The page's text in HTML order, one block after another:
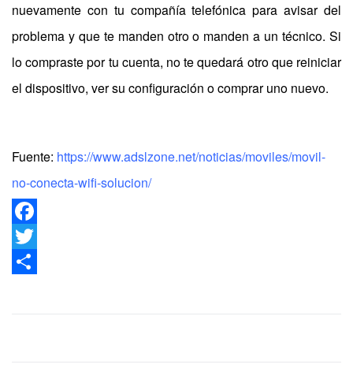
nuevamente con tu compañía telefónica para avisar del
problema y que te manden otro o manden a un técnico. Si
lo compraste por tu cuenta, no te quedará otro que reiniciar
el dispositivo, ver su configuración o comprar uno nuevo.
Fuente: https://www.adslzone.net/noticias/moviles/movil-
no-conecta-wifi-solucion/
Facebook
Twitter